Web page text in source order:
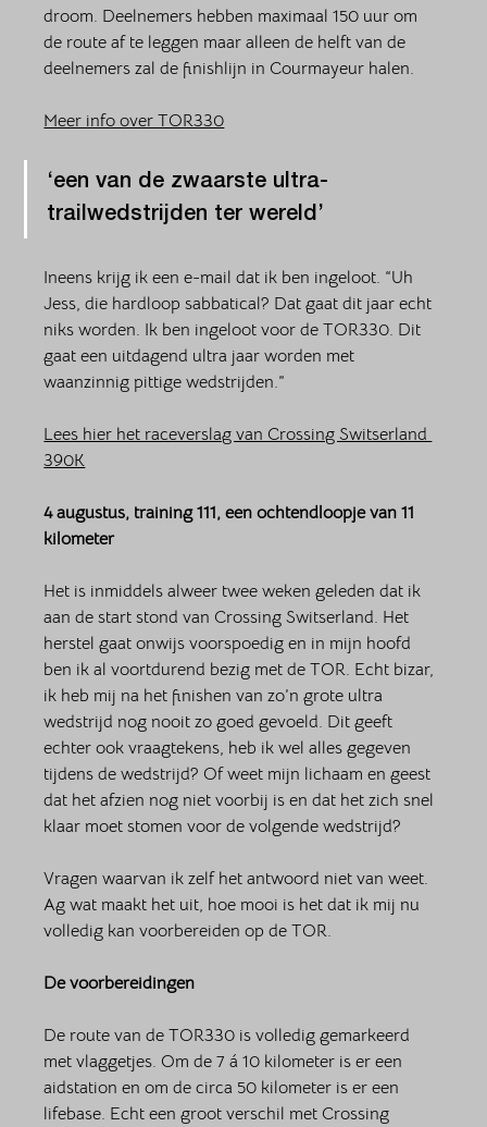
droom. Deelnemers hebben maximaal 150 uur om
de route af te leggen maar alleen de helft van de
deelnemers zal de finishlijn in Courmayeur halen.
Meer info over TOR330
‘een van de zwaarste ultra-
trailwedstrijden ter wereld’
Ineens krijg ik een e-mail dat ik ben ingeloot. “Uh
Jess, die hardloop sabbatical? Dat gaat dit jaar echt
niks worden. Ik ben ingeloot voor de TOR330. Dit
gaat een uitdagend ultra jaar worden met
waanzinnig pittige wedstrijden.”
Lees hier het raceverslag van Crossing Switserland
390K
4 augustus, training 111, een ochtendloopje van 11
kilometer
Het is inmiddels alweer twee weken geleden dat ik
aan de start stond van Crossing Switserland. Het
herstel gaat onwijs voorspoedig en in mijn hoofd
ben ik al voortdurend bezig met de TOR. Echt bizar,
ik heb mij na het finishen van zo’n grote ultra
wedstrijd nog nooit zo goed gevoeld. Dit geeft
echter ook vraagtekens, heb ik wel alles gegeven
tijdens de wedstrijd? Of weet mijn lichaam en geest
dat het afzien nog niet voorbij is en dat het zich snel
klaar moet stomen voor de volgende wedstrijd?
Vragen waarvan ik zelf het antwoord niet van weet.
Ag wat maakt het uit, hoe mooi is het dat ik mij nu
volledig kan voorbereiden op de TOR.
De voorbereidingen
De route van de TOR330 is volledig gemarkeerd
met vlaggetjes. Om de 7 á 10 kilometer is er een
aidstation en om de circa 50 kilometer is er een
lifebase. Echt een groot verschil met Crossing